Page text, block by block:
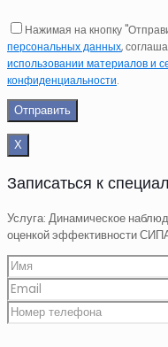
Нажимая на кнопку
персональных данных,
использовании материалов и
конфиденциальности.
Х
Записаться к
Услуга: Динамическое
оценкой эффективности